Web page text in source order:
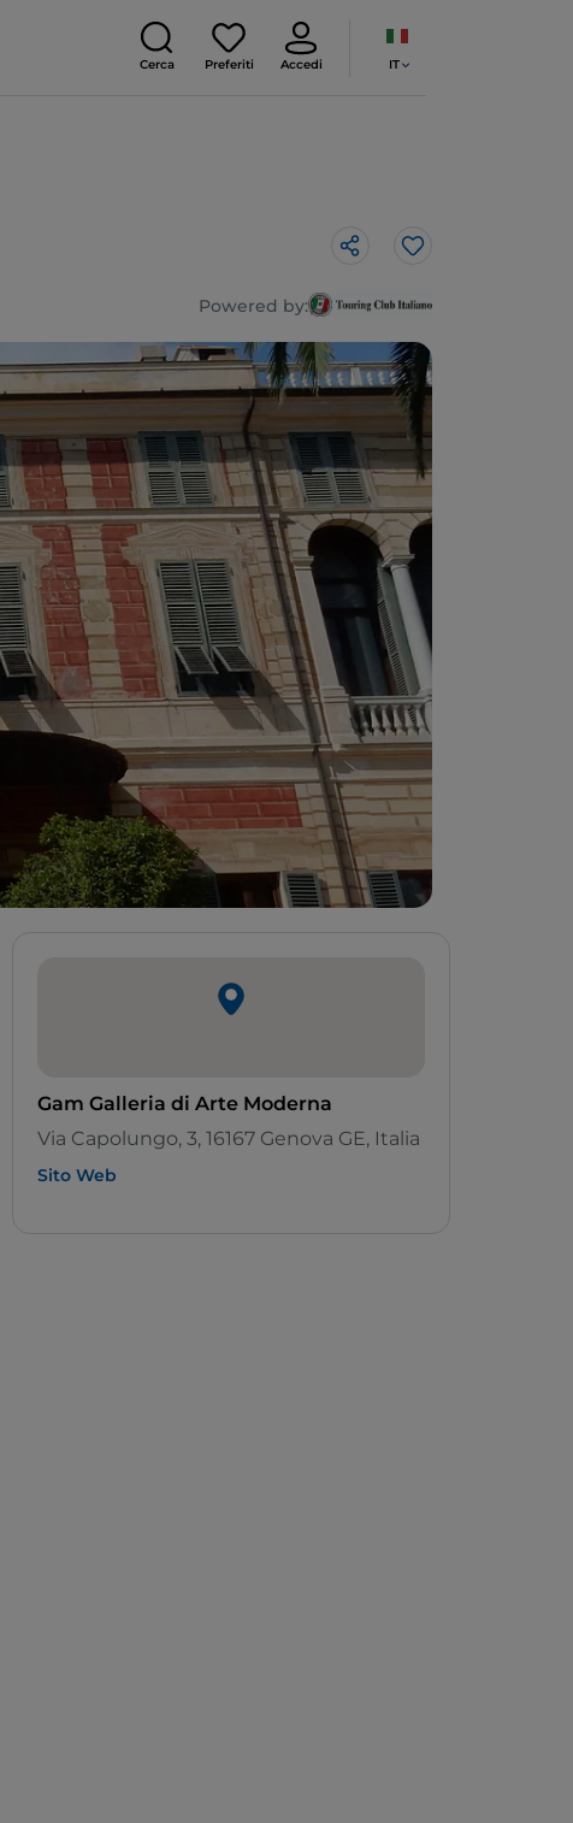
Cerca Preferiti Accedi IT
Like
Powered by:
Gam Galleria di Arte Moderna
Via Capolungo, 3, 16167 Genova GE, Italia
Sito Web